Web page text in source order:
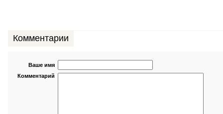
Комментарии
Ваше имя
Комментарий